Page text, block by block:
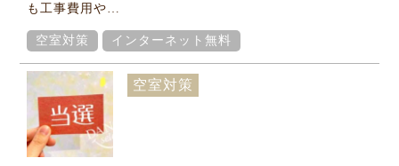
も工事費用や…
空室対策 インターネット無料
空室対策